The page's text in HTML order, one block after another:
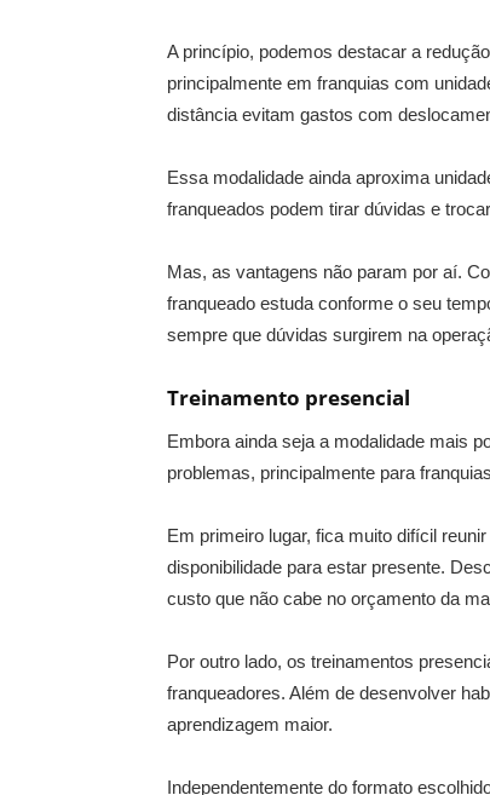
A princípio, podemos destacar a
principalmente em franquias com
distância evitam gastos com
Essa modalidade ainda aproxima
franqueados podem tirar dúvidas e
Mas, as vantagens não param por aí.
franqueado estuda conforme o seu
sempre que dúvidas surgirem na
Treinamento presencial
Embora ainda seja a modalidade mais
problemas, principalmente para
Em primeiro lugar, fica muito difícil
disponibilidade para estar presente.
custo que não cabe no orçamento da
Por outro lado, os treinamentos
franqueadores. Além de desenvolver
aprendizagem maior.
Independentemente do formato